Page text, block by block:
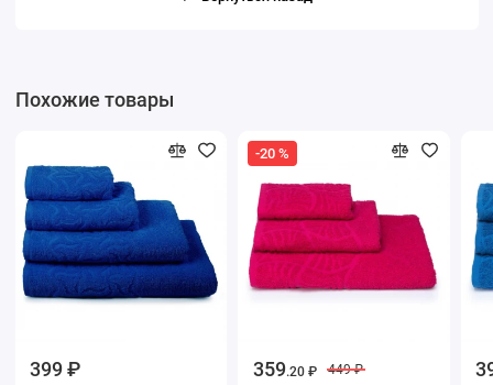
Похожие товары
399 ₽
-20 %
359.20 ₽ 449 ₽